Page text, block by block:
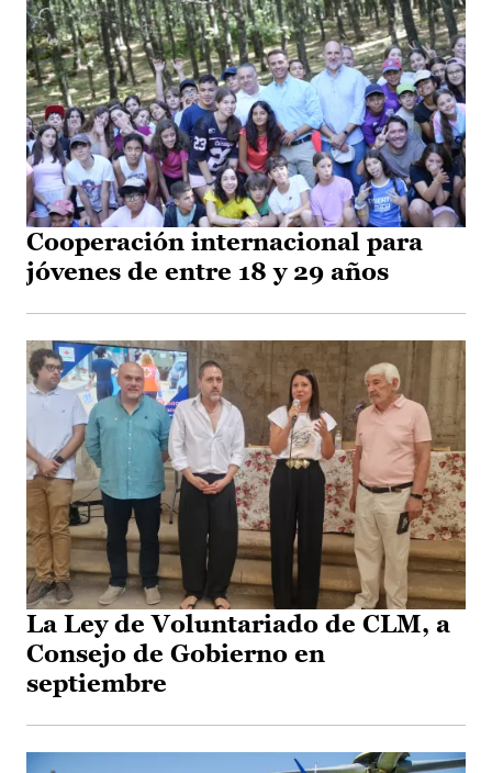
Cooperación internacional para
jóvenes de entre 18 y 29 años
La Ley de Voluntariado de CLM, a
Consejo de Gobierno en
septiembre